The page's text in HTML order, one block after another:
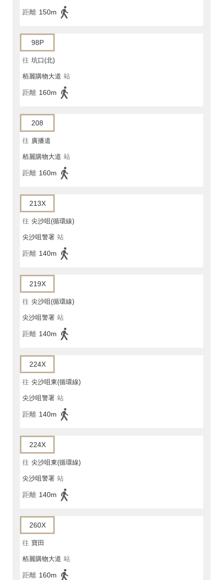
距離 150m
98P
往 坑口(北)
栢麗購物大道 站
距離 160m
208
往 廣播道
栢麗購物大道 站
距離 160m
213X
往 尖沙咀(循環線)
尖沙咀警署 站
距離 140m
219X
往 尖沙咀(循環線)
尖沙咀警署 站
距離 140m
224X
往 尖沙咀東(循環線)
尖沙咀警署 站
距離 140m
224X
往 尖沙咀東(循環線)
尖沙咀警署 站
距離 140m
260X
往 寶田
栢麗購物大道 站
距離 160m